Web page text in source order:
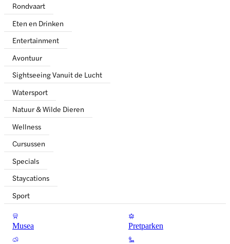
Rondvaart
Eten en Drinken
Entertainment
Avontuur
Sightseeing Vanuit de Lucht
Watersport
Natuur & Wilde Dieren
Wellness
Cursussen
Specials
Staycations
Sport
Musea Pretparken